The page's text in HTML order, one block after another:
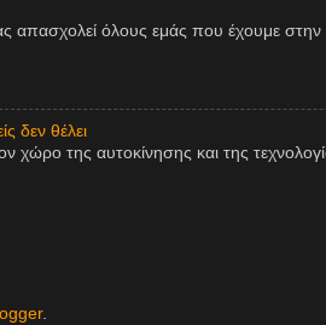
απασχολεί όλους εμάς που έχουμε
δεν θέλει
χώρο της αυτοκίνησης και της
.